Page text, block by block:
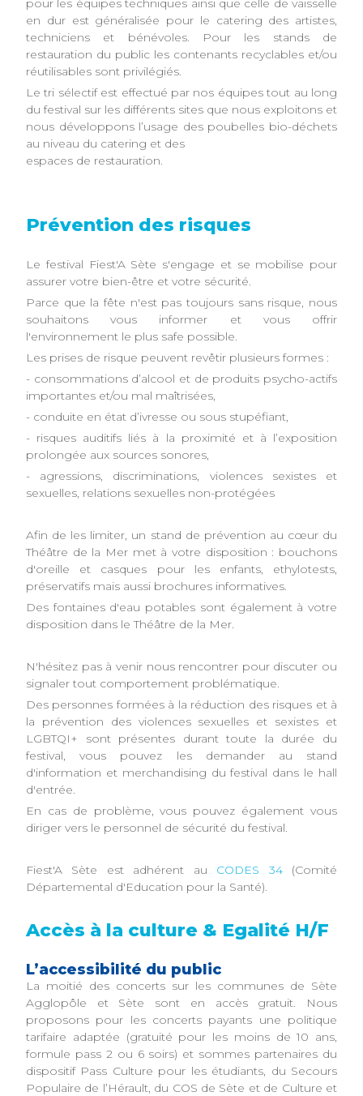
pour les équipes techniques ainsi que celle de vaisselle
en dur est généralisée pour le catering des artistes,
techniciens et bénévoles. Pour les stands de
restauration du public les contenants recyclables et/ou
réutilisables sont privilégiés.
Le tri sélectif est effectué par nos équipes tout au long
du festival sur les différents sites que nous exploitons et
nous développons l’usage des poubelles bio-déchets
au niveau du catering et des
espaces de restauration.
Prévention des risques
Le festival Fiest'A Sète s'engage et se mobilise pour
assurer votre bien-être et votre sécurité.
Parce que la fête n'est pas toujours sans risque, nous
souhaitons vous informer et vous offrir
l'environnement le plus safe possible.
Les prises de risque peuvent revêtir plusieurs formes :
- consommations d’alcool et de produits psycho-actifs
importantes et/ou mal maîtrisées,
- conduite en état d’ivresse ou sous stupéfiant,
- risques auditifs liés à la proximité et à l’exposition
prolongée aux sources sonores,
- agressions, discriminations, violences sexistes et
sexuelles, relations sexuelles non-protégées
Afin de les limiter, un stand de prévention au cœur du
Théâtre de la Mer met à votre disposition : bouchons
d'oreille et casques pour les enfants, ethylotests,
préservatifs mais aussi brochures informatives.
Des fontaines d'eau potables sont également à votre
disposition dans le Théâtre de la Mer.
N'hésitez pas à venir nous rencontrer pour discuter ou
signaler tout comportement problématique.
Des personnes formées à la réduction des risques et à
la prévention des violences sexuelles et sexistes et
LGBTQI+ sont présentes durant toute la durée du
festival, vous pouvez les demander au stand
d'information et merchandising du festival dans le hall
d'entrée.
En cas de problème, vous pouvez également vous
diriger vers le personnel de sécurité du festival.
Fiest'A Sète est adhérent au CODES 34(Comité
Départemental d'Education pour la Santé).
Accès à la culture & Egalité H/F
L’accessibilité du public
La moitié des concerts sur les communes de Sète
Agglopôle et Sète sont en accès gratuit. Nous
proposons pour les concerts payants une politique
tarifaire adaptée (gratuité pour les moins de 10 ans,
formule pass 2 ou 6 soirs) et sommes partenaires du
dispositif Pass Culture pour les étudiants, du Secours
Populaire de l’Hérault, du COS de Sète et de Culture et